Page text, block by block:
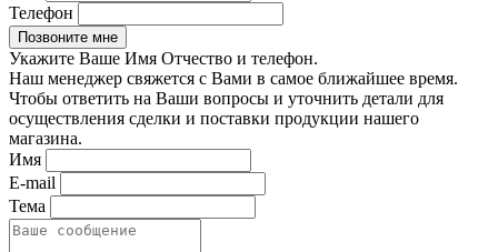
Телефон
Укажите Ваше Имя Отчество и телефон.
Наш менеджер свяжется с Вами в самое ближайшее время.
Чтобы ответить на Ваши вопросы и уточнить детали для
осуществления сделки и поставки продукции нашего
магазина.
Имя
E-mail
Тема